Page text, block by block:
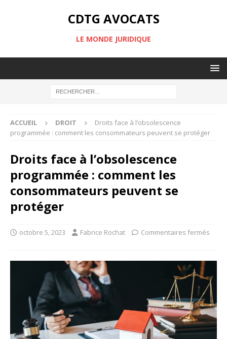
CDTG AVOCATS
LE MONDE JURIDIQUE
ACCUEIL DROIT
Droits face à l’obsolescence
programmée : comment les consommateurs peuvent se protéger
Droits face à l’obsolescence
programmée : comment les
consommateurs peuvent se
protéger
octobre 5, 2023 Fabrice Rochat Commentaires fermés